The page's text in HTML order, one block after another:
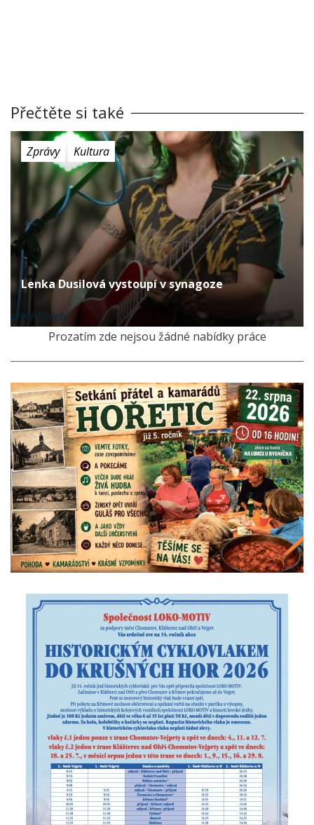
Přečtěte si také
Zprávy Kultura
Lenka Dusilová vystoupí v synagoze
před 12 lety
Prozatím zde nejsou žádné nabídky práce